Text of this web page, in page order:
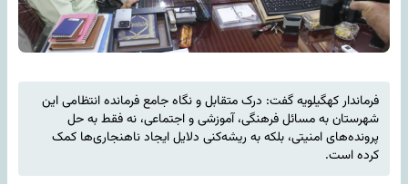
فرماندار کهگیلویه گفت: درک متقابل و نگاه جامع فرمانده انتظامی این
شهرستان به مسائل فرهنگی، آموزشی و اجتماعی، نه فقط به حل
پرونده‌های امنیتی، بلکه به ریشه‌کنی دلایل ایجاد ناهنجاری‌ها کمک
کرده است.